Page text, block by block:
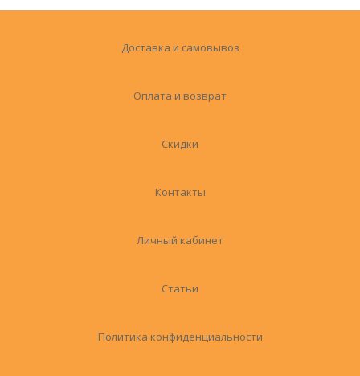
Доставка и самовывоз
Оплата и возврат
Скидки
Контакты
Личный кабинет
Статьи
Политика конфиденциальности